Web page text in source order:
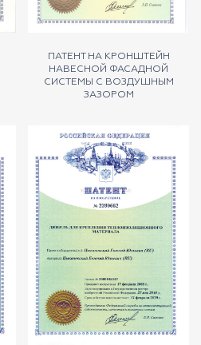
ПАТЕНТ НА КРОНШТЕЙН
НАВЕСНОЙ ФАСАДНОЙ
СИСТЕМЫ С ВОЗДУШНЫМ
ЗАЗОРОМ